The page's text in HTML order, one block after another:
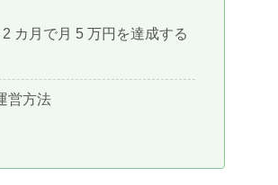
カ月で月 5 万円を達成する
営方法